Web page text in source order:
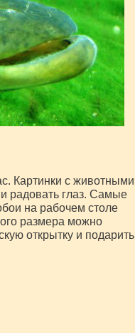
Картинки с животными
радовать глаз. Самые
на рабочем столе
размера можно
открытку и подарить